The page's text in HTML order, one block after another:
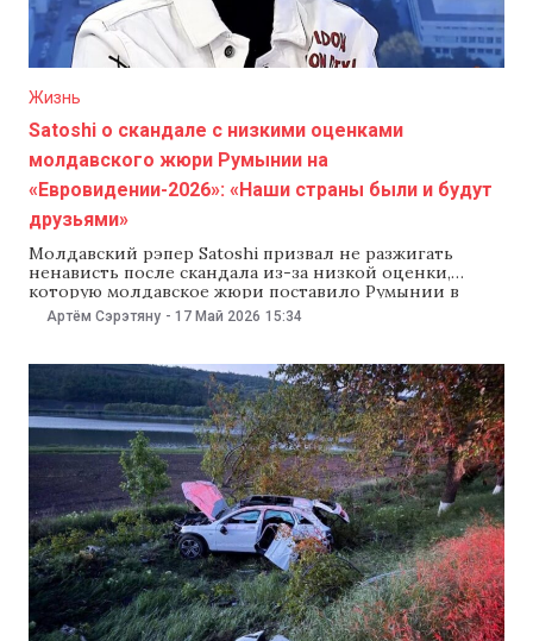
Жизнь
Satoshi о скандале с низкими оценками
молдавского жюри Румынии на
«Евровидении-2026»: «Наши страны были и будут
друзьями»
Молдавский рэпер Satoshi призвал не разжигать
ненависть после скандала из-за низкой оценки,
которую молдавское жюри поставило Румынии в
финале «Евровидения-2026». Артист подчеркнул, что
зрители из Молдовы отдали Румынии максимальный
мнение аудитории. «Дорогие румыны, спасибо вам за
поддержку и отношение! Зрители
Артём Сэрэтяну - 17 Май 2026 15:34